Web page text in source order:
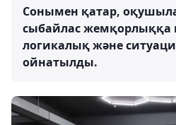
Сонымен қатар,
сыбайлас жемқорлыққа
логикалық және
ойнатылды.